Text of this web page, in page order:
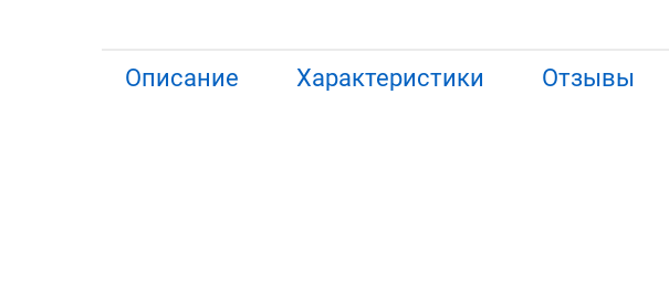
Описание Характеристики Отзывы